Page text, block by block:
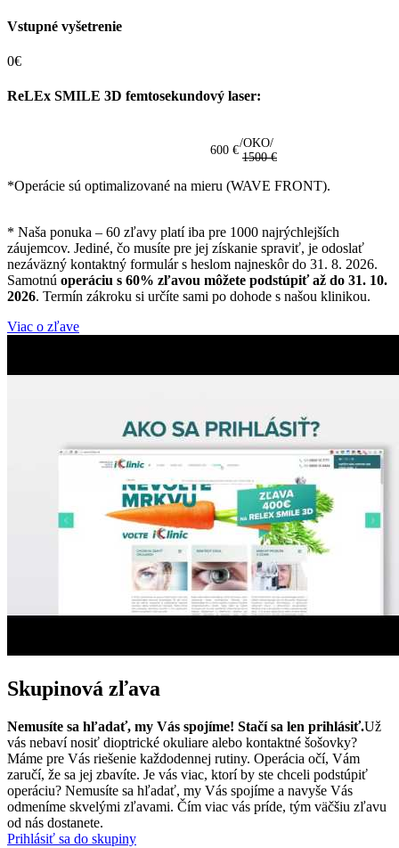
Vstupné vyšetrenie
0€
ReLEx SMILE 3D femtosekundový laser:
600 €/OKO/
1500 €
*Operácie sú optimalizované na mieru (WAVE FRONT).
* Naša ponuka – 60 zľavy platí iba pre 1000 najrýchlejších
záujemcov. Jediné, čo musíte pre jej získanie spraviť, je odoslať
nezáväzný kontaktný formulár s heslom najneskôr do 31. 8. 2026.
Samotnú operáciu s 60% zľavou môžete podstúpiť až do 31. 10.
2026. Termín zákroku si určíte sami po dohode s našou klinikou.
Viac o zľave
Skupinová zľava
Nemusíte sa hľadať, my Vás spojíme! Stačí sa len prihlásiť.Už
vás nebaví nosiť dioptrické okuliare alebo kontaktné šošovky?
Máme pre Vás riešenie každodennej rutiny. Operácia očí, Vám
zaručí, že sa jej zbavíte. Je vás viac, ktorí by ste chceli podstúpiť
operáciu? Nemusíte sa hľadať, my Vás spojíme a navyše Vás
odmeníme skvelými zľavami. Čím viac vás príde, tým väčšiu zľavu
od nás dostanete.
Prihlásiť sa do skupiny